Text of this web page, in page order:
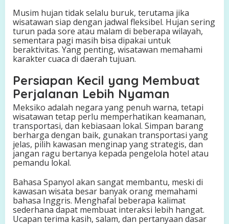
Musim hujan tidak selalu buruk, terutama jika
wisatawan siap dengan jadwal fleksibel. Hujan sering
turun pada sore atau malam di beberapa wilayah,
sementara pagi masih bisa dipakai untuk
beraktivitas. Yang penting, wisatawan memahami
karakter cuaca di daerah tujuan.
Persiapan Kecil yang Membuat
Perjalanan Lebih Nyaman
Meksiko adalah negara yang penuh warna, tetapi
wisatawan tetap perlu memperhatikan keamanan,
transportasi, dan kebiasaan lokal. Simpan barang
berharga dengan baik, gunakan transportasi yang
jelas, pilih kawasan menginap yang strategis, dan
jangan ragu bertanya kepada pengelola hotel atau
pemandu lokal.
Bahasa Spanyol akan sangat membantu, meski di
kawasan wisata besar banyak orang memahami
bahasa Inggris. Menghafal beberapa kalimat
sederhana dapat membuat interaksi lebih hangat.
Ucapan terima kasih, salam, dan pertanyaan dasar